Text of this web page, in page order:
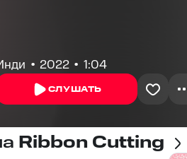
2022 1:04
СЛУШАТЬ
Ribbon Cutting